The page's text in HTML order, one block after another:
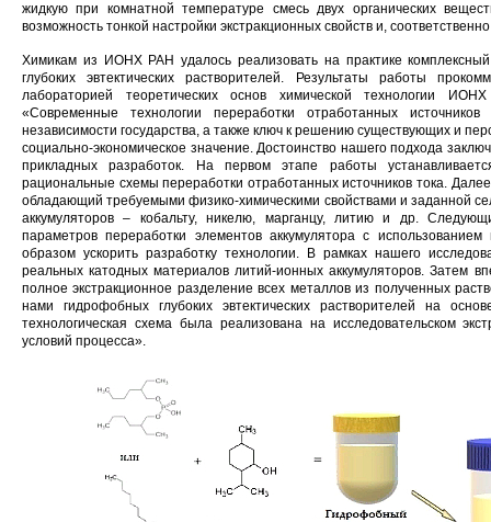
жидкую при комнатной температуре смесь двух органических
возможность тонкой настройки экстракционных свойств и,
Химикам из ИОНХ РАН удалось реализовать на практике
глубоких эвтектических растворителей. Результаты работы
лабораторией теоретических основ химической технологии
«Современные технологии переработки отработанных
независимости государства, а также ключ к решению существующих и
социально-экономическое значение. Достоинство нашего подхода
прикладных разработок. На первом этапе работы
рациональные схемы переработки отработанных источников тока. Далее
обладающий требуемыми физико-химическими свойствами и заданной
аккумуляторов – кобальту, никелю, марганцу, литию и др.
параметров переработки элементов аккумулятора с
образом ускорить разработку технологии. В рамках нашего
реальных катодных материалов литий-ионных аккумуляторов. Затем
полное экстракционное разделение всех металлов из полученных
нами гидрофобных глубоких эвтектических растворителей на
технологическая схема была реализована на исследовательском
условий процесса».